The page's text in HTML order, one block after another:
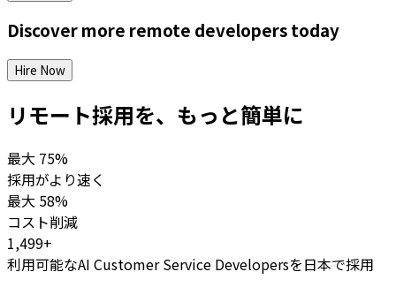
Discover more remote developerstoday
Hire Now
リモート採用を、もっと簡単に
最大 75%
採用がより速く
最大 58%
コスト削減
1,499+
利用可能なAI Customer Service Developersを日本で採用